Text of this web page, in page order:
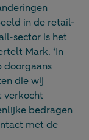
in de retail-
sector is het
Mark. ‘In
doorgaans
die wij
verkocht
bedragen
met de